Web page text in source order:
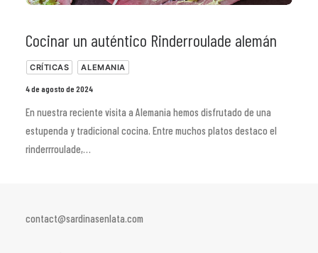
Cocinar un auténtico Rinderroulade alemán
CRÍTICAS ALEMANIA
4 de agosto de 2024
En nuestra reciente visita a Alemania hemos disfrutado de una
estupenda y tradicional cocina. Entre muchos platos destaco el
rinderrroulade,…
contact@sardinasenlata.com